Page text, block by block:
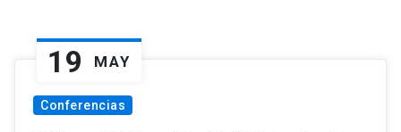
19 MAY
Conferencias